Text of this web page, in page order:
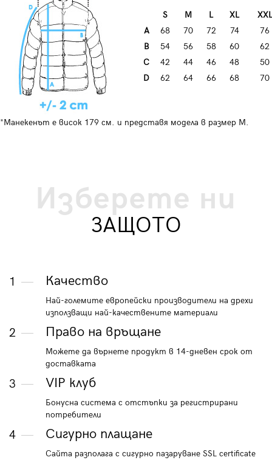
S М L XL
XXL
А
68 70 72 74
76
B
54 56 58 60
62
C
42 44 46 48
50
D
62 64 66 68 70
*Манекенът е висок 179 см. и представя модела в размер M.
Изберете ни
ЗАЩОТО
1 Качество
Най-големите европейски производители на дрехи
използващи най-качествените материали
2 Право на връщане
Можете да върнете продукт в 14-дневен срок от
доставката
3 VIP клуб
Бонусна система с отстъпки за регистрирани
потребители
4 Сигурно плащане
Сайта разполага с сигурно пазаруване SSL certificate